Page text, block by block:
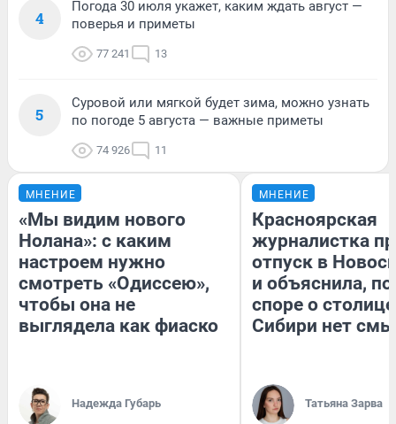
4
Погода 30 июля укажет, каким ждать август —
поверья и приметы
77 241 13
5
Суровой или мягкой будет зима, можно узнать
по погоде 5 августа — важные приметы
74 926 11
МНЕНИЕ
«Мы видим нового
Нолана»: с каким
настроем нужно
смотреть «Одиссею»,
чтобы она не
выглядела как фиаско
Надежда Губарь
МНЕНИЕ
Красноярская
журналистка
отпуск в
и объяснила,
споре о столице
Сибири нет
Татьяна Зарва